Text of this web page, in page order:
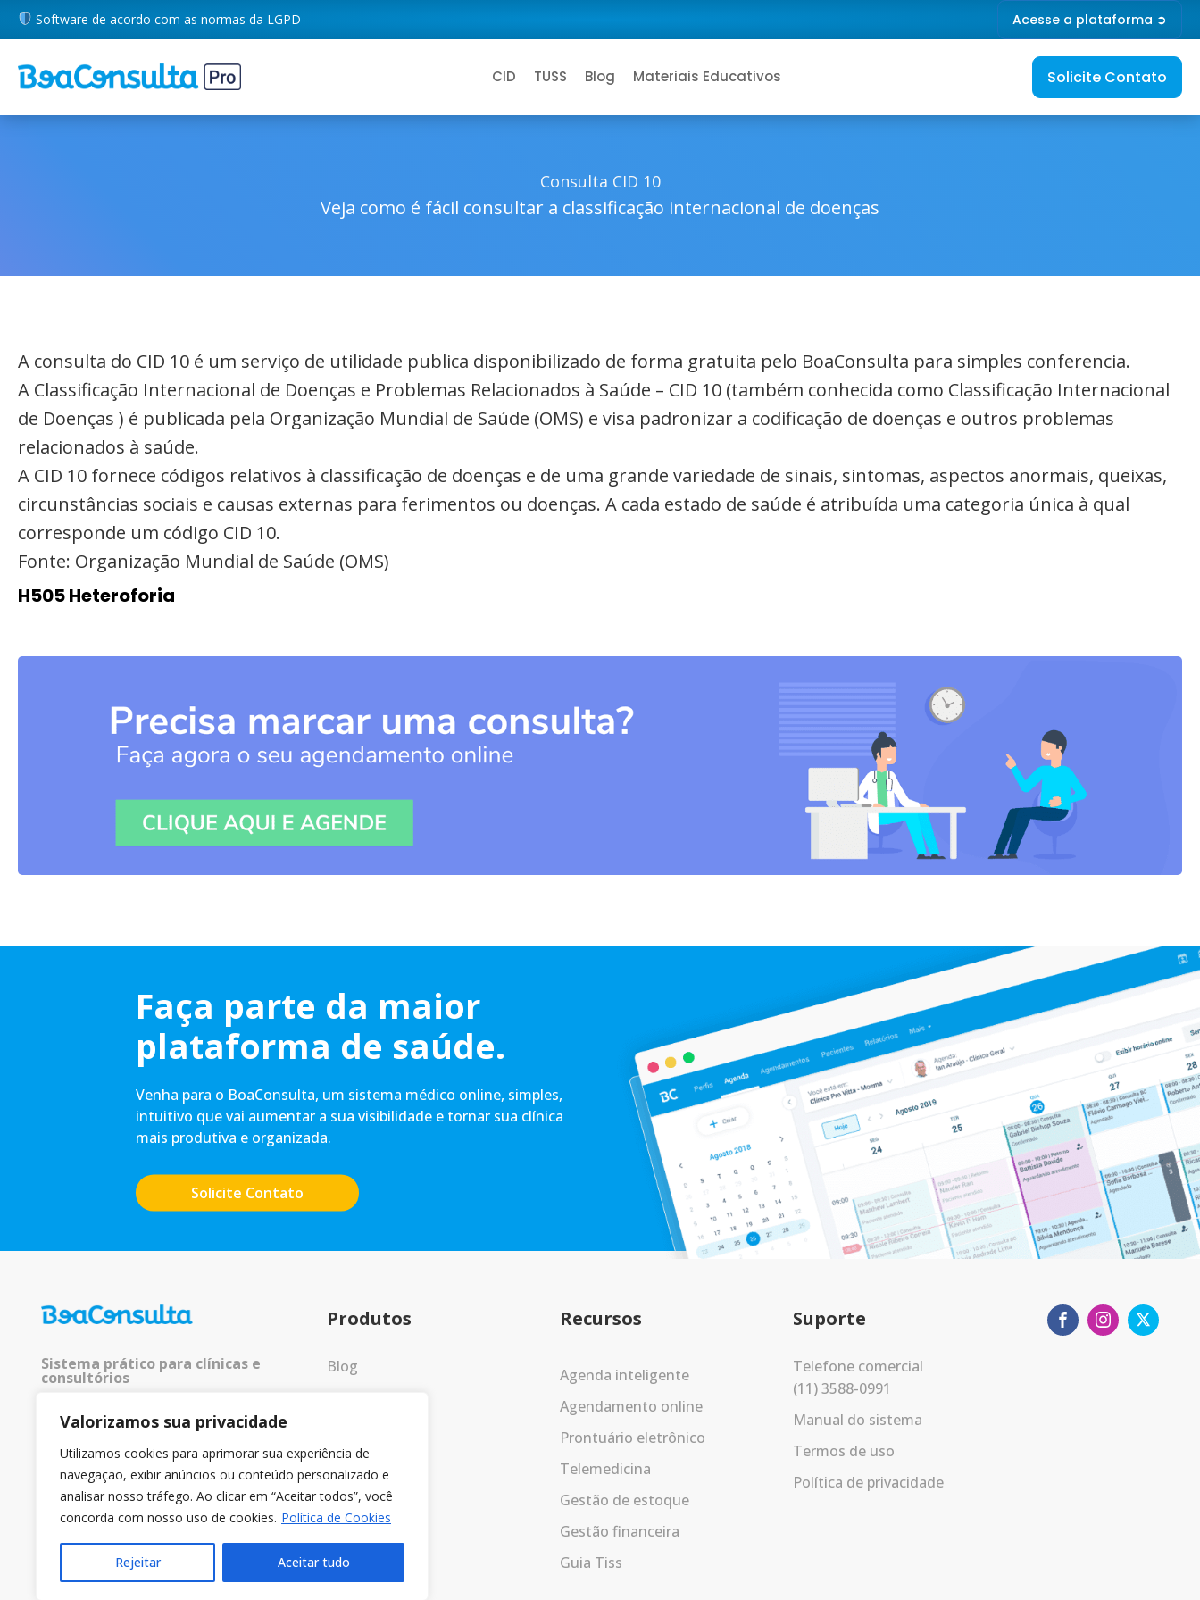
Valorizamos sua privacidade
Utilizamos cookies para aprimorar sua experiência de
navegação, exibir anúncios ou conteúdo personalizado e
analisar nosso tráfego. Ao clicar em “Aceitar todos”, você
concorda com nosso uso de cookies. Política de Cookies
Rejeitar Aceitar tudo
Software de acordo com as normas da LGPD Acesse a plataforma ➲
CID TUSS Blog Materiais Educativos Solicite Contato
Consulta CID 10
Veja como é fácil consultar a classificação internacional de doenças
A consulta do CID 10 é um serviço de utilidade publica disponibilizado de forma gratuita pelo BoaConsulta para simples conferencia.
A Classificação Internacional de Doenças e Problemas Relacionados à Saúde – CID 10 (também conhecida como Classificação Internacional
de Doenças ) é publicada pela Organização Mundial de Saúde (OMS) e visa padronizar a codificação de doenças e outros problemas
relacionados à saúde.
A CID 10 fornece códigos relativos à classificação de doenças e de uma grande variedade de sinais, sintomas, aspectos anormais, queixas,
circunstâncias sociais e causas externas para ferimentos ou doenças. A cada estado de saúde é atribuída uma categoria única à qual
corresponde um código CID 10.
Fonte: Organização Mundial de Saúde (OMS)
H505 Heteroforia
Faça parte da maior
plataforma de saúde.
Venha para o BoaConsulta, um sistema médico online, simples,
intuitivo que vai aumentar a sua visibilidade e tornar sua clínica
mais produtiva e organizada.
Solicite Contato
Sistema prático para clínicas e
consultórios
© 2025 Todos os direitos
Produtos
Blog
Recursos
Agenda inteligente
Agendamento online
Prontuário eletrônico
Telemedicina
Gestão de estoque
Gestão financeira
Guia Tiss
Suporte
Telefone comercial
(11) 3588-0991
Manual do sistema
Termos de uso
Política de privacidade